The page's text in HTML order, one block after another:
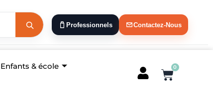
Professionnels Contactez-Nous
Enfants & école
0
Panier